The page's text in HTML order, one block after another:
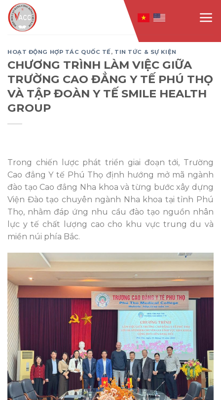
Skip
to
content
HOẠT ĐỘNG HỢP TÁC QUỐC TẾ , TIN TỨC & SỰ KIỆN
CHƯƠNG TRÌNH LÀM VIỆC GIỮA
TRƯỜNG CAO ĐẲNG Y TẾ PHÚ THỌ
VÀ TẬP ĐOÀN Y TẾ SMILE HEALTH
GROUP
Trong chiến lược phát triển giai đoạn tới, Trường
Cao đẳng Y tế Phú Thọ định hướng mở mã ngành
đào tạo Cao đẳng Nha khoa và từng bước xây dựng
Viện Đào tạo chuyên ngành Nha khoa tại tỉnh Phú
Thọ, nhằm đáp ứng nhu cầu đào tạo nguồn nhân
lực y tế chất lượng cao cho khu vực trung du và
miền núi phía Bắc.